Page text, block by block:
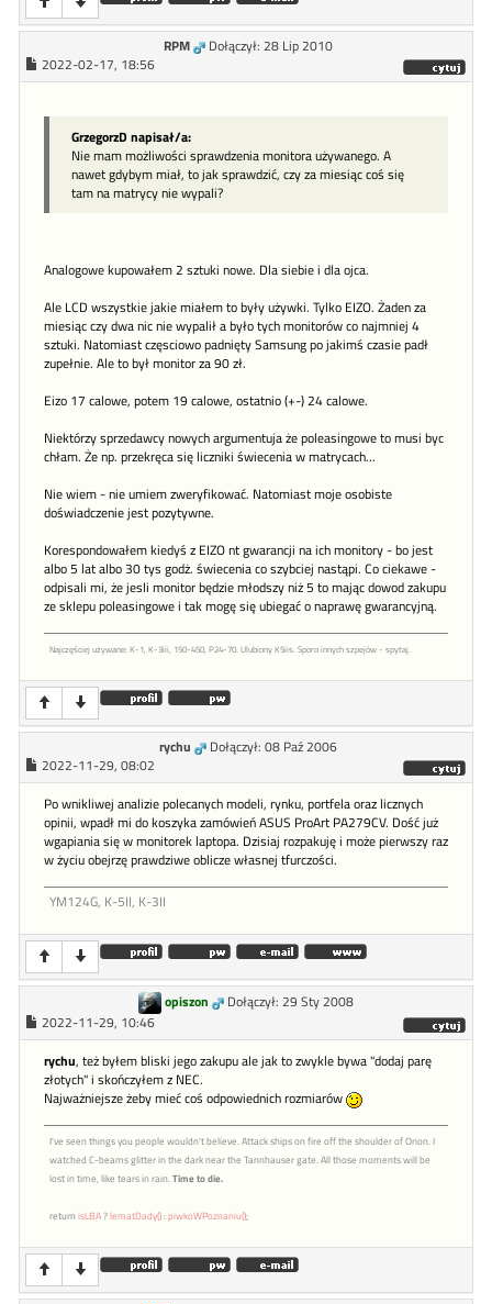
RPM
Dołączył: 28 Lip 2010
2022-02-17, 18:56
GrzegorzD napisał/a:
Nie mam możliwości sprawdzenia monitora używanego. A
nawet gdybym miał, to jak sprawdzić, czy za miesiąc coś się
tam na matrycy nie wypali?
Analogowe kupowałem 2 sztuki nowe. Dla siebie i dla ojca.
Ale LCD wszystkie jakie miałem to były używki. Tylko EIZO. Żaden za
miesiąc czy dwa nic nie wypalił a było tych monitorów co najmniej 4
sztuki. Natomiast częsciowo padnięty Samsung po jakimś czasie padł
zupełnie. Ale to był monitor za 90 zł.
Eizo 17 calowe, potem 19 calowe, ostatnio (+-) 24 calowe.
Niektórzy sprzedawcy nowych argumentuja że poleasingowe to musi byc
chłam. Że np. przekręca się liczniki świecenia w matrycach...
Nie wiem - nie umiem zweryfikować. Natomiast moje osobiste
doświadczenie jest pozytywne.
Korespondowałem kiedyś z EIZO nt gwarancji na ich monitory - bo jest
albo 5 lat albo 30 tys godż. świecenia co szybciej nastąpi. Co ciekawe -
odpisali mi, że jesli monitor będzie młodszy niż 5 to mając dowod zakupu
ze sklepu poleasingowe i tak mogę się ubiegać o naprawę gwarancyjną.
Najczęściej używane: K-1, K-3iii, 150-450, P24-70. Ulubiony K5iis. Sporo innych szpejów - spytaj.
rychu
Dołączył: 08 Paź 2006
2022-11-29, 08:02
Po wnikliwej analizie polecanych modeli, rynku, portfela oraz licznych
opinii, wpadł mi do koszyka zamówień ASUS ProArt PA279CV. Dość już
wgapiania się w monitorek laptopa. Dzisiaj rozpakuję i może pierwszy raz
w życiu obejrzę prawdziwe oblicze własnej tfurczości.
YM124G, K-5II, K-3II
opiszon
Dołączył: 29 Sty 2008
2022-11-29, 10:46
rychu, też byłem bliski jego zakupu ale jak to zwykle bywa "dodaj parę
złotych" i skończyłem z NEC.
Najważniejsze żeby mieć coś odpowiednich rozmiarów
I've seen things you people wouldn't believe. Attack ships on fire off the shoulder of Orion. I
watched C-beams glitter in the dark near the Tannhauser gate. All those moments will be
lost in time, like tears in rain.Time to die.
returnisLBA?lematDady():piwkoWPoznaniu();